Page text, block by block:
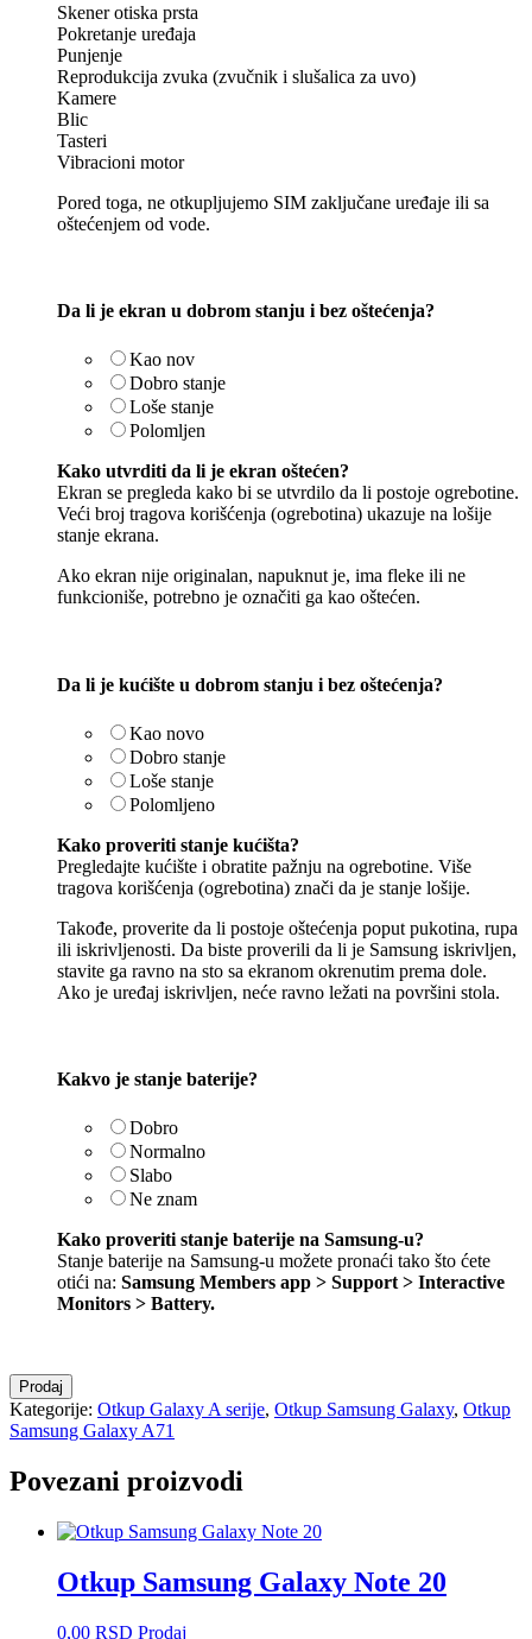
Skener otiska prsta
Pokretanje uređaja
Punjenje
Reprodukcija zvuka (zvučnik i slušalica za uvo)
Kamere
Blic
Tasteri
Vibracioni motor
Pored toga, ne otkupljujemo SIM zaključane uređaje ili sa
oštećenjem od vode.
Da li je ekran u dobrom stanju i bez oštećenja?
Kao nov
Dobro stanje
Loše stanje
Polomljen
Kako utvrditi da li je ekran oštećen?
Ekran se pregleda kako bi se utvrdilo da li postoje ogrebotine.
Veći broj tragova korišćenja (ogrebotina) ukazuje na lošije
stanje ekrana.
Ako ekran nije originalan, napuknut je, ima fleke ili ne
funkcioniše, potrebno je označiti ga kao oštećen.
Da li je kućište u dobrom stanju i bez oštećenja?
Kao novo
Dobro stanje
Loše stanje
Polomljeno
Kako proveriti stanje kućišta?
Pregledajte kućište i obratite pažnju na ogrebotine. Više
tragova korišćenja (ogrebotina) znači da je stanje lošije.
Takođe, proverite da li postoje oštećenja poput pukotina, rupa
ili iskrivljenosti. Da biste proverili da li je Samsung iskrivljen,
stavite ga ravno na sto sa ekranom okrenutim prema dole.
Ako je uređaj iskrivljen, neće ravno ležati na površini stola.
Kakvo je stanje baterije?
Dobro
Normalno
Slabo
Ne znam
Kako proveriti stanje baterije na Samsung-u?
Stanje baterije na Samsung-u možete pronaći tako što ćete
otići na: Samsung Members app > Support > Interactive
Monitors > Battery.
Otkup
Samsung
Galaxy
količina
Prodaj
Kategorije: Otkup Galaxy A serije, Otkup Samsung Galaxy, Otkup
Samsung Galaxy A71
Povezani proizvodi
Otkup Samsung Galaxy Note 20
0,00 RSD Prodaj